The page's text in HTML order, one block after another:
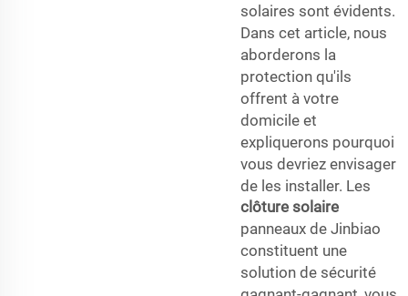
solaires sont évidents.
Dans cet article, nous
aborderons la
protection qu'ils
offrent à votre
domicile et
expliquerons pourquoi
vous devriez envisager
de les installer. Les
clôture solaire
panneaux de Jinbiao
constituent une
solution de sécurité